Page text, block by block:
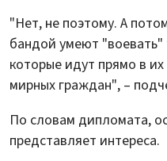
"Нет, не поэтому. А
бандой умеют
которые идут прямо в
мирных граждан", –
По словам дипломата,
представляет интереса.